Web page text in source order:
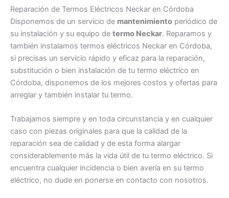
Reparación de Termos Eléctricos Neckar en Córdoba
Disponemos de un servicio de mantenimiento periódico de
su instalación y su equipo de termo Neckar. Reparamos y
también instalamos termos eléctricos Neckar en Córdoba,
si precisas un servicio rápido y eficaz para la reparación,
substitución o bien instalación de tu termo eléctrico en
Córdoba, disponemos de los mejores costos y ofertas para
arreglar y también instalar tu termo.
Trabajamos siempre y en toda circunstancia y en cualquier
caso con piezas originales para que la calidad de la
reparación sea de calidad y de esta forma alargar
considerablemente más la vida útil de tu termo eléctrico. Si
encuentra cualquier incidencia o bien avería en su termo
eléctrico, no dude en ponerse en contacto con nosotros.